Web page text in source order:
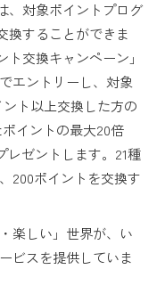
、対象ポイントプログ
換することができま
交換キャンペーン」
エントリーし、対象
ト以上交換した方の
イントの最大20倍
レゼントします。21種
200ポイントを交換す
楽しい」世界が、い
ビスを提供していま